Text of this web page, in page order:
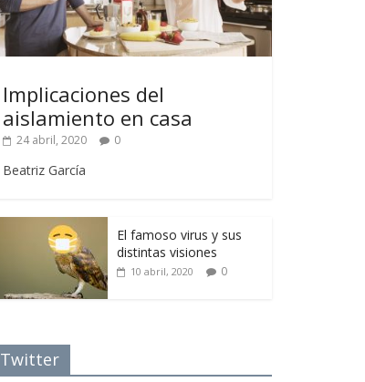
Implicaciones del
aislamiento en casa
24 abril, 2020 0
Beatriz García
El famoso virus y sus
distintas visiones
10 abril, 2020 0
Twitter